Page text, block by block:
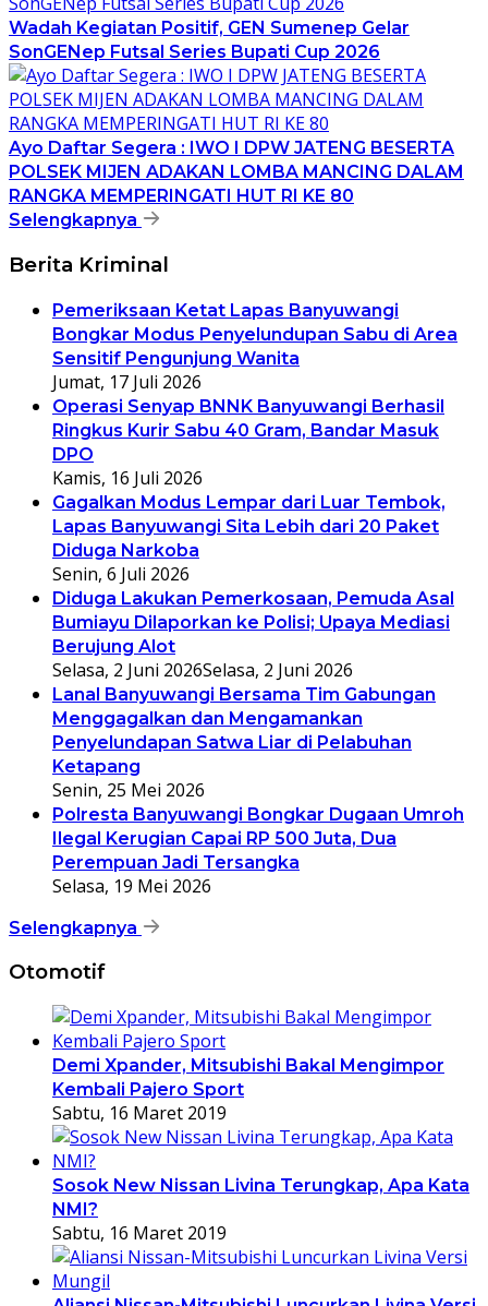
Wadah Kegiatan Positif, GEN Sumenep Gelar
SonGENep Futsal Series Bupati Cup 2026
Ayo Daftar Segera : IWO I DPW JATENG BESERTA
POLSEK MIJEN ADAKAN LOMBA MANCING DALAM
RANGKA MEMPERINGATI HUT RI KE 80
Selengkapnya
Berita Kriminal
Pemeriksaan Ketat Lapas Banyuwangi
Bongkar Modus Penyelundupan Sabu di Area
Sensitif Pengunjung Wanita
Jumat, 17 Juli 2026
Operasi Senyap BNNK Banyuwangi Berhasil
Ringkus Kurir Sabu 40 Gram, Bandar Masuk
DPO
Kamis, 16 Juli 2026
Gagalkan Modus Lempar dari Luar Tembok,
Lapas Banyuwangi Sita Lebih dari 20 Paket
Diduga Narkoba
Senin, 6 Juli 2026
Diduga Lakukan Pemerkosaan, Pemuda Asal
Bumiayu Dilaporkan ke Polisi; Upaya Mediasi
Berujung Alot
Selasa, 2 Juni 2026Selasa, 2 Juni 2026
Lanal Banyuwangi Bersama Tim Gabungan
Menggagalkan dan Mengamankan
Penyelundapan Satwa Liar di Pelabuhan
Ketapang
Senin, 25 Mei 2026
Polresta Banyuwangi Bongkar Dugaan Umroh
Ilegal Kerugian Capai RP 500 Juta, Dua
Perempuan Jadi Tersangka
Selasa, 19 Mei 2026
Selengkapnya
Otomotif
Demi Xpander, Mitsubishi Bakal Mengimpor
Kembali Pajero Sport
Sabtu, 16 Maret 2019
Sosok New Nissan Livina Terungkap, Apa Kata
NMI?
Sabtu, 16 Maret 2019